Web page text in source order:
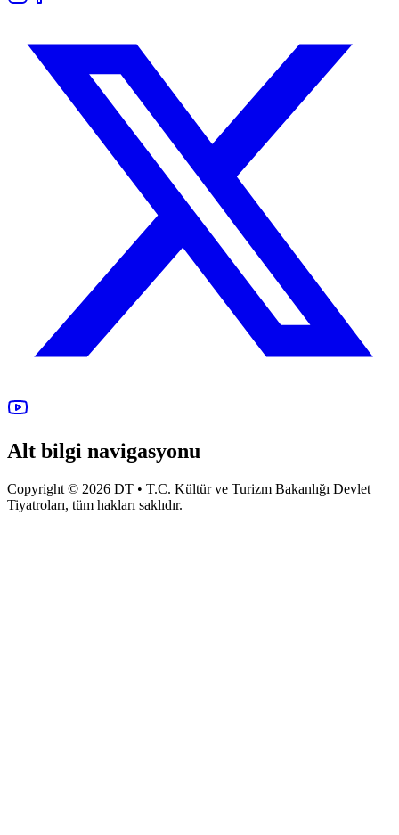
Alt bilgi navigasyonu
Copyright © 2026 DT • T.C. Kültür ve Turizm Bakanlığı Devlet
Tiyatroları, tüm hakları saklıdır.